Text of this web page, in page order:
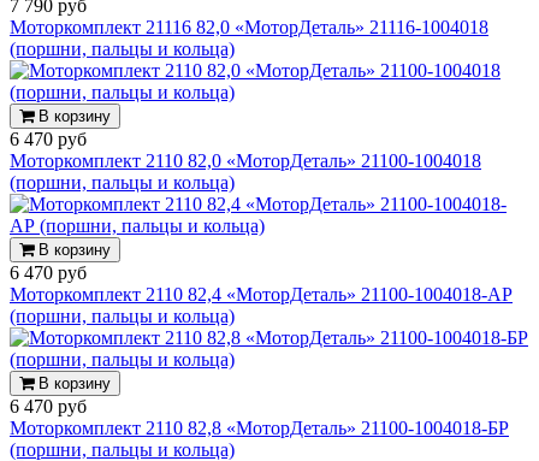
7 790 руб
Моторкомплект 21116 82,0 «МоторДеталь» 21116-1004018
(поршни, пальцы и кольца)
В корзину
6 470 руб
Моторкомплект 2110 82,0 «МоторДеталь» 21100-1004018
(поршни, пальцы и кольца)
В корзину
6 470 руб
Моторкомплект 2110 82,4 «МоторДеталь» 21100-1004018-АР
(поршни, пальцы и кольца)
В корзину
6 470 руб
Моторкомплект 2110 82,8 «МоторДеталь» 21100-1004018-БР
(поршни, пальцы и кольца)